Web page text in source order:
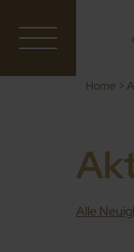
Home >
Alle